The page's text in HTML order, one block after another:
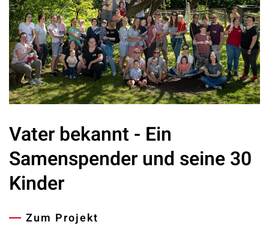
Vater bekannt - Ein
Samenspender und seine 30
Kinder
Zum Projekt